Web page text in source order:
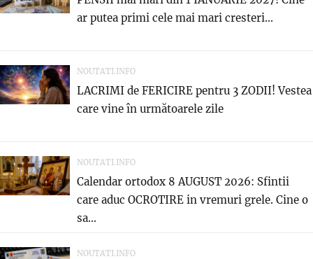
ar putea primi cele mai mari cresteri...
NOUTATI.INFO
LACRIMI de FERICIRE pentru 3 ZODII! Vestea
care vine în următoarele zile
NOUTATI.INFO
Calendar ortodox 8 AUGUST 2026: Sfintii
care aduc OCROTIRE in vremuri grele. Cine o
sa...
NOUTATI.INFO